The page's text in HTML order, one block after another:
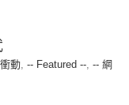
動, -- Featured --, -- 網